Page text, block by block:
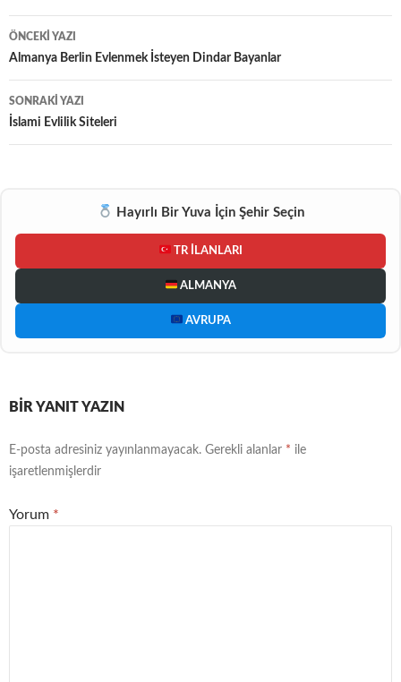
Yazı
dolaşımı
ÖNCEKI YAZI
Almanya Berlin Evlenmek İsteyen Dindar Bayanlar
SONRAKI YAZI
İslami Evlilik Siteleri
Hayırlı Bir Yuva İçin Şehir Seçin
TR İLANLARI
ALMANYA
AVRUPA
BIR YANIT YAZIN
E-posta adresiniz yayınlanmayacak. Gerekli alanlar * ile
işaretlenmişlerdir
Yorum *